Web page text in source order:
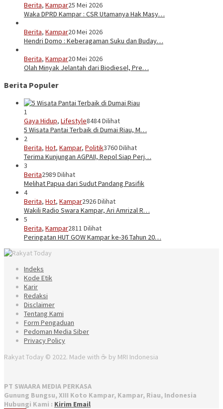
Berita, Kampar25 Mei 2026
Waka DPRD Kampar : CSR Utamanya Hak Masy…
Berita, Kampar20 Mei 2026
Hendri Domo : Keberagaman Suku dan Buday…
Berita, Kampar20 Mei 2026
Olah Minyak Jelantah dari Biodiesel, Pre…
Berita Populer
1
Gaya Hidup, Lifestyle8484 Dilihat
5 Wisata Pantai Terbaik di Dumai Riau, M…
2
Berita, Hot, Kampar, Politik3760 Dilihat
Terima Kunjungan AGPAII, Repol Siap Perj…
3
Berita2989 Dilihat
Melihat Papua dari Sudut Pandang Pasifik
4
Berita, Hot, Kampar2926 Dilihat
Wakili Radio Swara Kampar, Ari Amrizal R…
5
Berita, Kampar2811 Dilihat
Peringatan HUT GOW Kampar ke-36 Tahun 20…
Indeks
Kode Etik
Karir
Redaksi
Disclaimer
Tentang Kami
Form Pengaduan
Pedoman Media Siber
Privacy Policy
Rakyat Today © 2022. Made with ☕ by MRI Indonesia
PT SWAARA MEDIA PERKASA
Gunung Bungsu, XIII Koto Kampar, Kampar, Riau, Indonesia
Hubungi Kami : Kirim Email